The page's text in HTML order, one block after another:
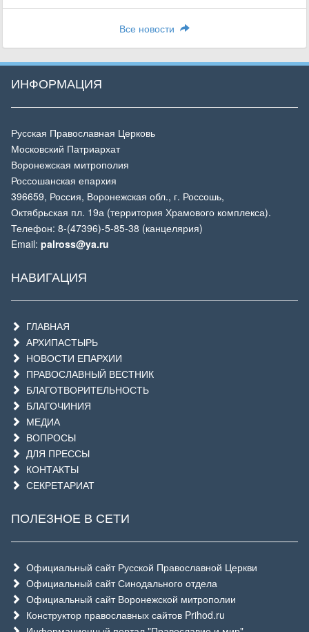
Все новости
ИНФОРМАЦИЯ
Русская Православная Церковь
Московский Патриархат
Воронежская митрополия
Россошанская епархия
396659, Россия, Воронежская обл., г. Россошь,
Октябрьская пл. 19а (территория Храмового комплекса).
Телефон: 8-(47396)-5-85-38 (канцелярия)
Email: palross@ya.ru
НАВИГАЦИЯ
ГЛАВНАЯ
АРХИПАСТЫРЬ
НОВОСТИ ЕПАРХИИ
ПРАВОСЛАВНЫЙ ВЕСТНИК
БЛАГОТВОРИТЕЛЬНОСТЬ
БЛАГОЧИНИЯ
МЕДИА
ВОПРОСЫ
ДЛЯ ПРЕССЫ
КОНТАКТЫ
СЕКРЕТАРИАТ
ПОЛЕЗНОЕ В СЕТИ
Официальный сайт Русской Православной Церкви
Официальный сайт Синодального отдела
Официальный сайт Воронежской митрополии
Конструктор православных сайтов Prihod.ru